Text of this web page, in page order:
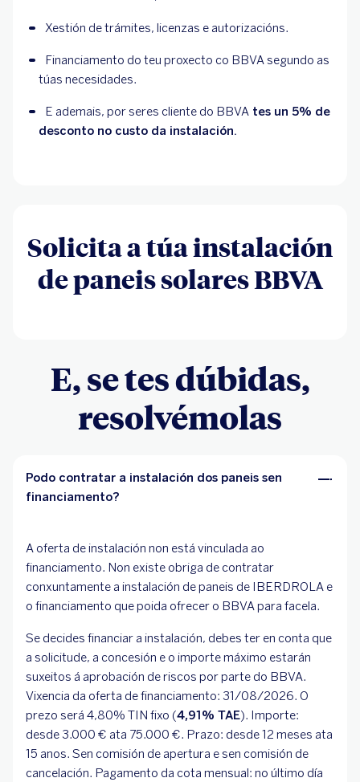
Xestión de trámites, licenzas e autorizacións.
Financiamento do teu proxecto co BBVA segundo as
túas necesidades.
E ademais, por seres cliente do BBVA tes un 5% de
desconto no custo da instalación.
Solicita a túa instalación
de paneis solares BBVA
E, se tes dúbidas,
resolvémolas
Podo contratar a instalación dos paneis sen
financiamento?
A oferta de instalación non está vinculada ao
financiamento. Non existe obriga de contratar
conxuntamente a instalación de paneis de IBERDROLA e
o financiamento que poida ofrecer o BBVA para facela.
Se decides financiar a instalación, debes ter en conta que
a solicitude, a concesión e o importe máximo estarán
suxeitos á aprobación de riscos por parte do BBVA.
Vixencia da oferta de financiamento: 31/08/2026. O
prezo será 4,80% TIN fixo (4,91% TAE). Importe:
desde 3.000 € ata 75.000 €. Prazo: desde 12 meses ata
15 anos. Sen comisión de apertura e sen comisión de
cancelación. Pagamento da cota mensual: no último día